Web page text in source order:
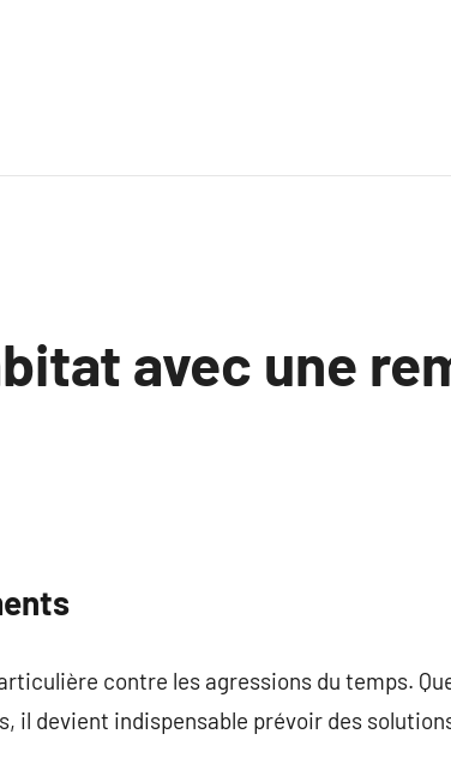
avec une
contre les agressions du temps.
devient indispensable prévoir des